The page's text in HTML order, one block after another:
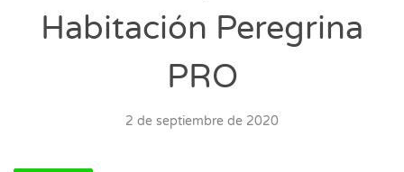
Habitación Peregrina
PRO
2 de septiembre de 2020